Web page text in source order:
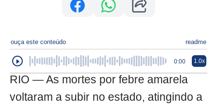
ouça este conteúdo readme
0:00 1.0x
RIO — As mortes por febre amarela
voltaram a subir no estado, atingindo a